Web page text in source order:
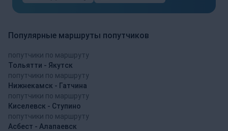
Популярные маршруты попутчиков
попутчики по маршруту
Тольятти - Якутск
попутчики по маршруту
Нижнекамск - Гатчина
попутчики по маршруту
Киселевск - Ступино
попутчики по маршруту
Асбест - Алапаевск